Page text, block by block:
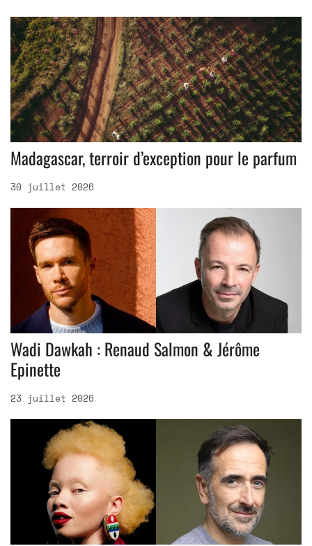
Madagascar, terroir d’exception pour le parfum
30 juillet 2026
Wadi Dawkah : Renaud Salmon & Jérôme
Epinette
23 juillet 2026